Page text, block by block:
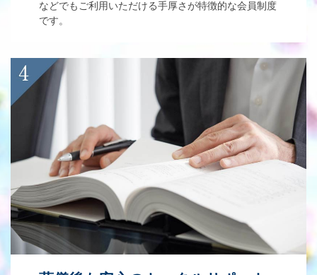
などでもご利用いただける手厚さが特徴的な会員制度
です。